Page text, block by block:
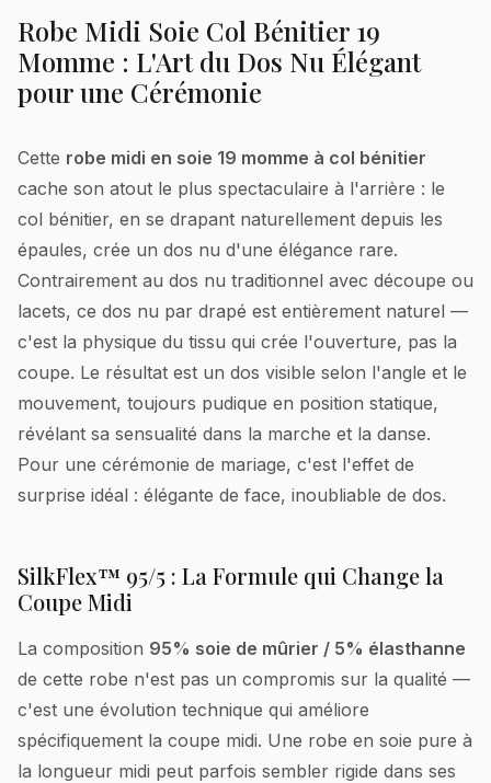
Robe Midi Soie Col Bénitier 19
Momme : L'Art du Dos Nu Élégant
pour une Cérémonie
Cette robe midi en soie 19 momme à col bénitier
cache son atout le plus spectaculaire à l'arrière : le
col bénitier, en se drapant naturellement depuis les
épaules, crée un dos nu d'une élégance rare.
Contrairement au dos nu traditionnel avec découpe ou
lacets, ce dos nu par drapé est entièrement naturel —
c'est la physique du tissu qui crée l'ouverture, pas la
coupe. Le résultat est un dos visible selon l'angle et le
mouvement, toujours pudique en position statique,
révélant sa sensualité dans la marche et la danse.
Pour une cérémonie de mariage, c'est l'effet de
surprise idéal : élégante de face, inoubliable de dos.
SilkFlex™ 95/5 : La Formule qui Change la
Coupe Midi
La composition 95% soie de mûrier / 5% élasthanne
de cette robe n'est pas un compromis sur la qualité —
c'est une évolution technique qui améliore
spécifiquement la coupe midi. Une robe en soie pure à
la longueur midi peut parfois sembler rigide dans ses